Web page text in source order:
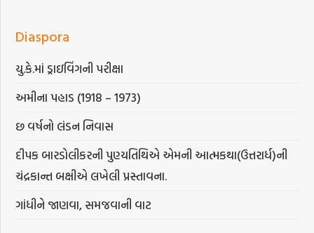
Diaspora
યુ.કે.માં ડ્રાઇવિંગની પરીક્ષા
અમીના પહાડ (1918 – 1973)
છ વર્ષનો લંડન નિવાસ
દીપક બારડોલીકરની પુણ્યતિથિએ એમની આત્મકથા(ઉત્તરાર્ધ)ની
ચંદ્રકાન્ત બક્ષીએ લખેલી પ્રસ્તાવના.
ગાંધીને જાણવા, સમજવાની વાટ